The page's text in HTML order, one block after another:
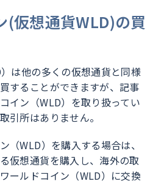
(仮想通貨WLD)の買
は他の多くの仮想通貨と同様
することができますが、記事
イン（WLD）を取り扱ってい
引所はありません。
（WLD）を購入する場合は、
仮想通貨を購入し、海外の取
ールドコイン（WLD）に交換